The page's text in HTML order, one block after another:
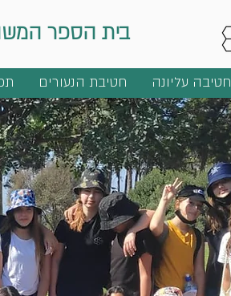
בית הספר
חטיבה עליונה חטיבת הנעורים